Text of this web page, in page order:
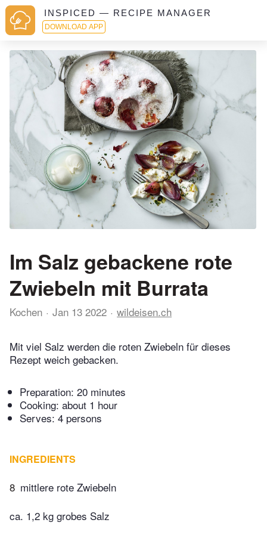
INSPICED — RECIPE MANAGER
DOWNLOAD APP
Im Salz gebackene rote
Zwiebeln mit Burrata
Kochen Jan 13 2022 wildeisen.ch
Mit viel Salz werden die roten Zwiebeln für dieses
Rezept weich gebacken.
Preparation: 20 minutes
Cooking: about 1 hour
Serves: 4 persons
INGREDIENTS
8 mittlere rote Zwiebeln
ca. 1,2 kg grobes Salz